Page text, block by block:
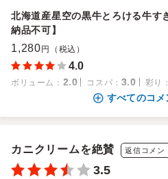
北海道産星空の黒牛とろける牛す
納品不可】
1,280 円（税込）
4.0
ボリューム ： 2.0 コスパ ： 3.0 彩り
すべてのコメ
カニクリームを絶賛 返信コメン
3.5